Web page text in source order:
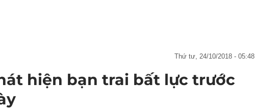
thứ tư, 24/10/2018 - 05:48
hiện bạn trai bất lực trước